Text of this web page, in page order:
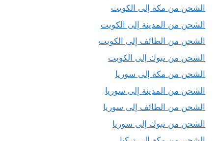
الشحن من مكة إلى الكويت
الشحن من المدينة إلى الكويت
الشحن من الطائف إلى الكويت
الشحن من تبوك إلى الكويت
الشحن من مكة إلى سوريا
الشحن من المدينة إلى سوريا
الشحن من الطائف إلى سوريا
الشحن من تبوك إلى سوريا